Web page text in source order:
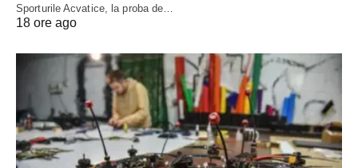
Sporturile Acvatice, la proba de…
18 ore ago